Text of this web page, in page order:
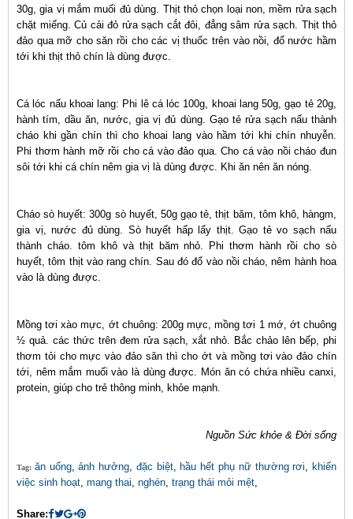
30g, gia vị mắm muối đủ dùng. Thịt thỏ chọn loại non, mềm rửa sạch
chặt miếng. Củ cải đỏ rửa sạch cắt đôi, đẳng sâm rửa sạch. Thịt thỏ
đảo qua mỡ cho săn rồi cho các vị thuốc trên vào nồi, đổ nước hầm
tới khi thịt thỏ chín là dùng được.
Cá lóc nấu khoai lang: Phi lê cá lóc 100g, khoai lang 50g, gạo tẻ 20g,
hành tím, dầu ăn, nước, gia vị đủ dùng. Gạo tẻ rửa sạch nấu thành
cháo khi gần chín thì cho khoai lang vào hầm tới khi chín nhuyễn.
Phi thơm hành mỡ rồi cho cá vào đảo qua. Cho cá vào nồi cháo đun
sôi tới khi cá chín nêm gia vị là dùng được. Khi ăn nên ăn nóng.
Cháo sò huyết: 300g sò huyết, 50g gạo tẻ, thịt băm, tôm khô, hàngm,
gia vị, nước đủ dùng. Sò huyết hấp lấy thịt. Gạo tẻ vo sạch nấu
thành cháo. tôm khô và thịt băm nhỏ. Phi thơm hành rồi cho sò
huyết, tôm thịt vào rang chín. Sau đó đổ vào nồi cháo, nêm hành hoa
vào là dùng được.
Mồng tơi xào mực, ớt chuông: 200g mực, mồng tơi 1 mớ, ớt chuông
½ quả. các thức trên đem rửa sạch, xắt nhỏ. Bắc chảo lên bếp, phi
thơm tỏi cho mực vào đảo săn thì cho ớt và mồng tơi vào đảo chín
tới, nêm mắm muối vào là dùng được. Món ăn có chứa nhiều canxi,
protein, giúp cho trẻ thông minh, khỏe mạnh.
Nguồn Sức khỏe & Đời sống
Tag: ăn uống,ảnh hưởng, đặc biệt, hầu hết phụ nữ thường rơi, khiến
việc sinh hoạt, mang thai, nghén, trạng thái mỏi mệt,
Share: